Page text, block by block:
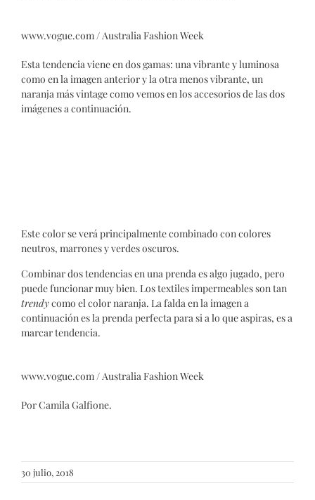
www.vogue.com / Australia Fashion Week
Esta tendencia viene en dos gamas: una vibrante y luminosa
como en la imagen anterior y la otra menos vibrante, un
naranja más vintage como vemos en los accesorios de las dos
imágenes a continuación.
Este color se verá principalmente combinado con colores
neutros, marrones y verdes oscuros.
Combinar dos tendencias en una prenda es algo jugado, pero
puede funcionar muy bien. Los textiles impermeables son tan
trendycomo el color naranja. La falda en la imagen a
continuación es la prenda perfecta para si a lo que aspiras, es a
marcar tendencia.
www.vogue.com / Australia Fashion Week
Por Camila Galfione.
30 julio, 2018